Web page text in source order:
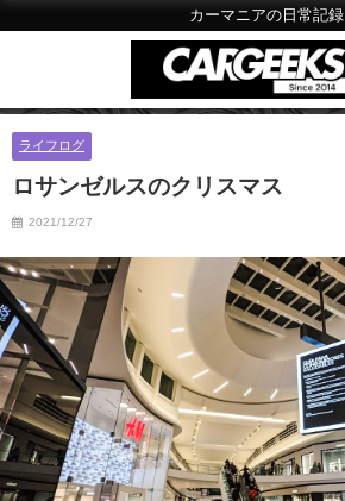
カーマニアの日常記録
ライフログ
ロサンゼルスのクリスマス
2021/12/27